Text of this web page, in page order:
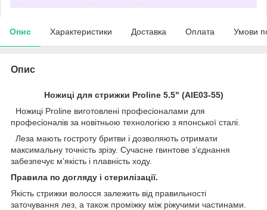
Опис Характеристики Доставка Оплата Умови
Опис
Ножиці для стрижки Proline 5.5" (AIE03-55)
Ножиці Proline виготовлені професіоналами для
професіоналів за новітньою технологією з японської сталі.
Леза мають гостроту бритви і дозволяють отримати
максимальну точність зрізу. Сучасне гвинтове з’єднання
забезпечує м’якість і плавність ходу.
Правила по догляду і стерилізації.
Якість стрижки волосся залежить від правильності
заточування лез, а також проміжку між ріжучими частинами.